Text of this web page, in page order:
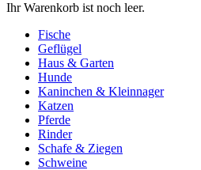
Ihr Warenkorb ist noch leer.
Fische
Geflügel
Haus & Garten
Hunde
Kaninchen & Kleinnager
Katzen
Pferde
Rinder
Schafe & Ziegen
Schweine